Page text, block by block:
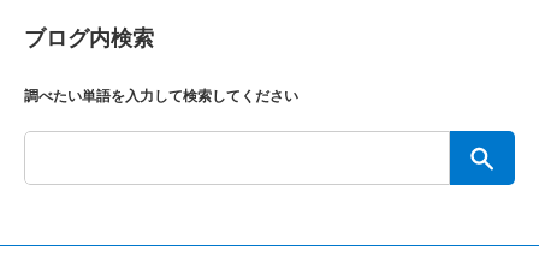
ブログ内検索
調べたい単語を入力して検索してください